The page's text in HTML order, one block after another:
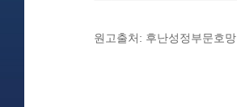
원고출처: 후난성정부문호망